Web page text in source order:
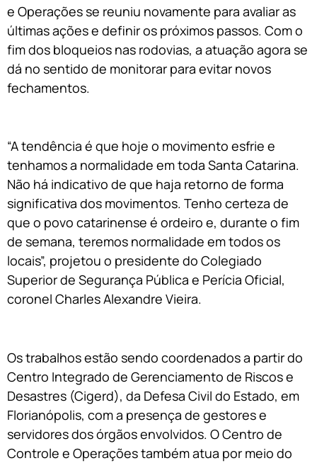
e Operações se reuniu novamente para avaliar as
últimas ações e definir os próximos passos. Com o
fim dos bloqueios nas rodovias, a atuação agora se
dá no sentido de monitorar para evitar novos
fechamentos.
“A tendência é que hoje o movimento esfrie e
tenhamos a normalidade em toda Santa Catarina.
Não há indicativo de que haja retorno de forma
significativa dos movimentos. Tenho certeza de
que o povo catarinense é ordeiro e, durante o fim
de semana, teremos normalidade em todos os
locais”, projetou o presidente do Colegiado
Superior de Segurança Pública e Perícia Oficial,
coronel Charles Alexandre Vieira.
Os trabalhos estão sendo coordenados a partir do
Centro Integrado de Gerenciamento de Riscos e
Desastres (Cigerd), da Defesa Civil do Estado, em
Florianópolis, com a presença de gestores e
servidores dos órgãos envolvidos. O Centro de
Controle e Operações também atua por meio do